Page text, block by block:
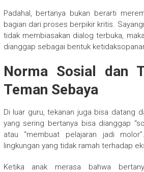
Padahal, bertanya bukan berarti
bagian dari proses berpikir kritis.
tidak membiasakan dialog terbuka,
dianggap sebagai bentuk
Norma Sosial dan
Teman Sebaya
Di luar guru, tekanan juga bisa datang
yang sering bertanya bisa dianggap
atau “membuat pelajaran jadi
lingkungan yang tidak ramah terhadap
Ketika anak merasa bahwa